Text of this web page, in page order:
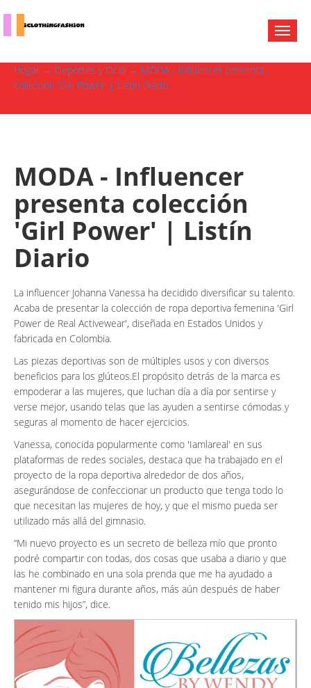
Hogar → Deportes y Ocio → MODA - Influencer presenta
colección 'Girl Power' | Listín Diario
MODA - Influencer
presenta colección
'Girl Power' | Listín
Diario
La influencer Johanna Vanessa ha decidido diversificar su talento.
Acaba de presentar la colección de ropa deportiva femenina 'Girl
Power de Real Activewear', diseñada en Estados Unidos y
fabricada en Colombia.
Las piezas deportivas son de múltiples usos y con diversos
beneficios para los glúteos.El propósito detrás de la marca es
empoderar a las mujeres, que luchan día a día por sentirse y
verse mejor, usando telas que las ayuden a sentirse cómodas y
seguras al momento de hacer ejercicios.
Vanessa, conocida popularmente como 'Iamlareal' en sus
plataformas de redes sociales, destaca que ha trabajado en el
proyecto de la ropa deportiva alrededor de dos años,
asegurándose de confeccionar un producto que tenga todo lo
que necesitan las mujeres de hoy, y que el mismo pueda ser
utilizado más allá del gimnasio.
“Mi nuevo proyecto es un secreto de belleza mío que pronto
podré compartir con todas, dos cosas que usaba a diario y que
las he combinado en una sola prenda que me ha ayudado a
mantener mi figura durante años, más aún después de haber
tenido mis hijos”, dice.